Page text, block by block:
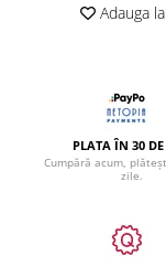
Adauga
PLATA ÎN 30 DE
Cumpără acum,
zile.